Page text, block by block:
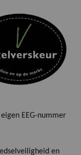
EEG-nummer
en